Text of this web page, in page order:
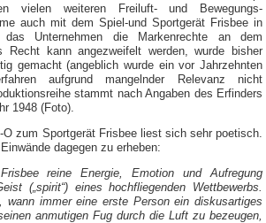
vielen weiteren Freiluft- und Bewegungs-
auch mit dem Spiel-und Sportgerät Frisbee in
Unternehmen die Markenrechte an dem
Recht kann angezweifelt werden, wurde bisher
gemacht (angeblich wurde ein vor Jahrzehnten
aufgrund mangelnder Relevanz nicht
stammt nach Angaben des Erfinders
1948 (Foto).
zum Sportgerät Frisbee liest sich sehr poetisch.
dagegen zu erheben:
reine Energie, Emotion und Aufregung
(„spirit“) eines hochfliegenden Wettbewerbs.
wann immer eine erste Person ein diskusartiges
anmutigen Fug durch die Luft zu bezeugen,